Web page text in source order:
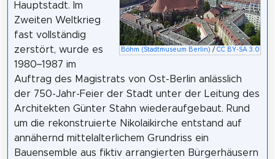
Böhm (Stadtmuseum Berlin) / CC BY-SA 3.0
Hauptstadt. Im
Zweiten Weltkrieg
fast vollständig
zerstört, wurde es
1980–1987 im
Auftrag des Magistrats von Ost-Berlin anlässlich
der 750-Jahr-Feier der Stadt unter der Leitung des
Architekten Günter Stahn wiederaufgebaut. Rund
um die rekonstruierte Nikolaikirche entstand auf
annähernd mittelalterlichem Grundriss ein
Bauensemble aus fiktiv arrangierten Bürgerhäusern